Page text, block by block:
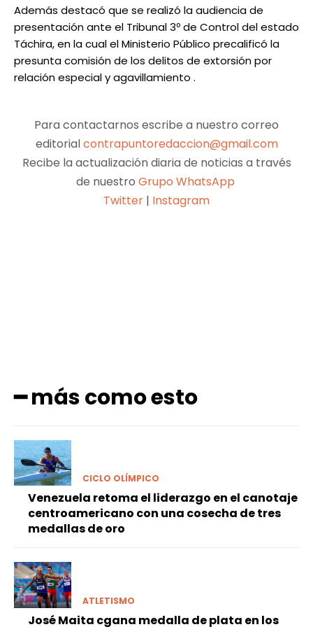
Además destacó que se realizó la audiencia de
presentación ante el Tribunal 3º de Control del estado
Táchira, en la cual el Ministerio Público precalificó la
presunta comisión de los delitos de extorsión por
relación especial y agavillamiento .
Para contactarnos escribe a nuestro correo
editorialcontrapuntoredaccion@gmail.com
Recibe la actualización diaria de noticias a través
de nuestro Grupo WhatsApp
Twitter | Instagram
━ más como esto
CICLO OLÍMPICO
Venezuela retoma el liderazgo en el canotaje
centroamericano con una cosecha de tres
medallas de oro
ATLETISMO
José Maita cgana medalla de plata en los